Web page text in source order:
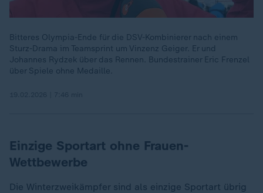
Bitteres Olympia-Ende für die DSV-Kombinierer nach einem
Sturz-Drama im Teamsprint um Vinzenz Geiger. Er und
Johannes Rydzek über das Rennen. Bundestrainer Eric Frenzel
über Spiele ohne Medaille.
Einzige Sportart ohne Frauen-
Wettbewerbe
Die Winterzweikämpfer sind als einzige Sportart übrig